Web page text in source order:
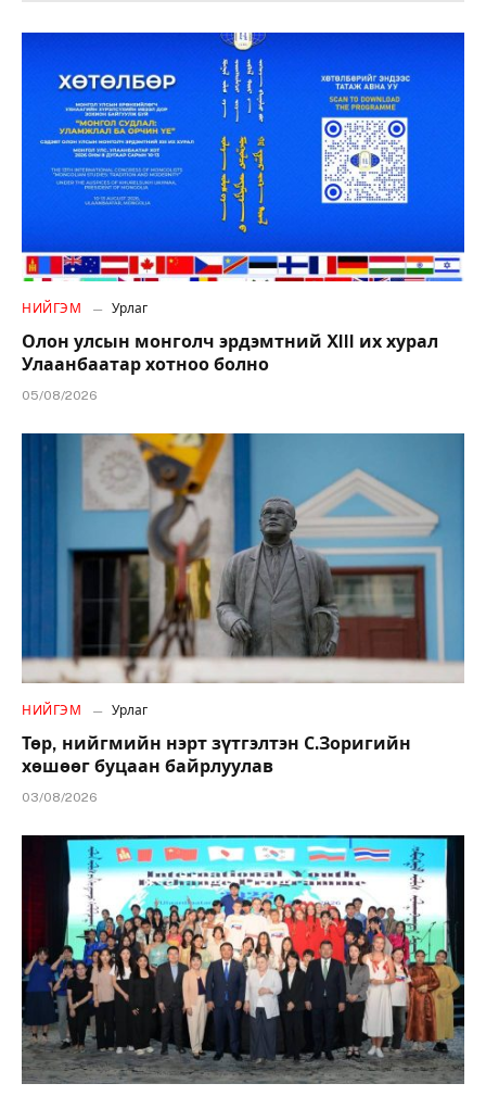
НИЙГЭМ Урлаг
Олон улсын монголч эрдэмтний XIII их хурал
Улаанбаатар хотноо болно
05/08/2026
НИЙГЭМ Урлаг
Төр, нийгмийн нэрт зүтгэлтэн С.Зоригийн
хөшөөг буцаан байрлуулав
03/08/2026